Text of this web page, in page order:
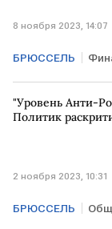
8 ноября 2023, 14:07
БРЮССЕЛЬ
Экономика
"Уровень Анти-
Политик
2 ноября 2023, 10:31
БРЮССЕЛЬ